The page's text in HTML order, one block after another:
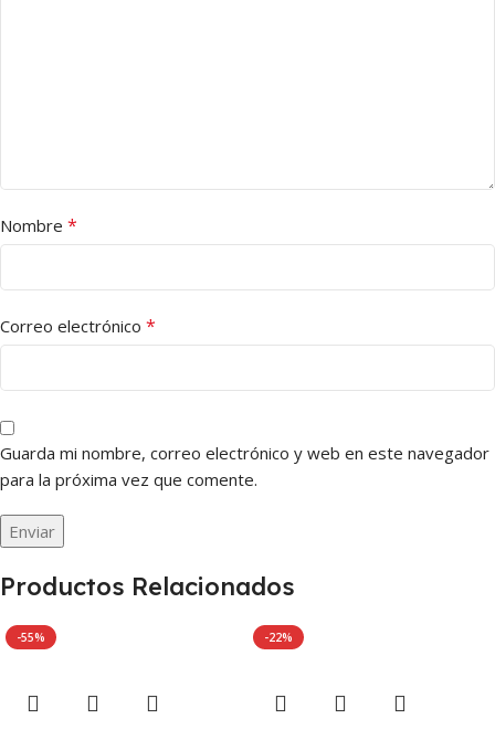
Nombre *
Correo electrónico *
Guarda mi nombre, correo electrónico y web en este navegador
para la próxima vez que comente.
Productos Relacionados
-55% -22%